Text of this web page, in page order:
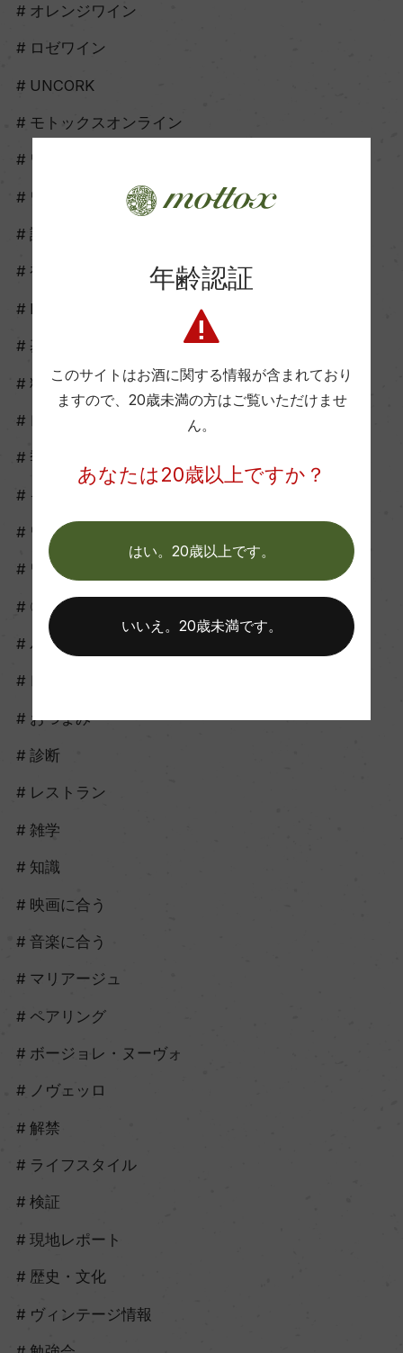
オレンジワイン
ロゼワイン
UNCORK
モトックスオンライン
ワイングッズ
ワイナリーツアー
試飲会
初心者向け
howto
基礎知識
料理に合う
レシピ
季節に合う
イベントに合う
ワイン開け方
ワイン保管
〇〇ラベル
パーティ
レジャー
おつまみ
診断
レストラン
雑学
知識
映画に合う
音楽に合う
マリアージュ
ペアリング
ボージョレ・ヌーヴォ
ノヴェッロ
解禁
ライフスタイル
検証
現地レポート
歴史・文化
ヴィンテージ情報
年齢認証
このサイトはお酒に関する情報が含まれており
ますので、 20歳未満の方はご覧いただけませ
ん。
あなたは20歳以上ですか？
はい。20歳以上です。
いいえ。20歳未満です。